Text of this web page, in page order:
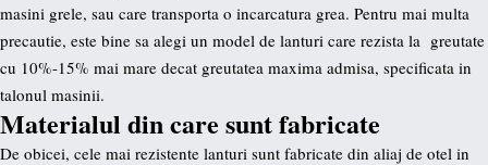
masini grele, sau care transporta o incarcatura grea. Pentru mai multa
precautie, este bine sa alegi un model de lanturi care rezista la greutate
cu 10%-15% mai mare decat greutatea maxima admisa, specificata in
talonul masinii.
Materialul din care sunt fabricate
De obicei, cele mai rezistente lanturi sunt fabricate din aliaj de otel in